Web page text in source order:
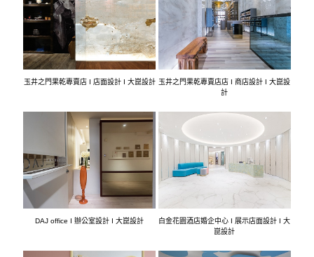
玉井之門果乾專賣店 I 店面設計 I 大崑設計 玉井之門果乾專賣店店 I 商店設計 I 大崑設
計
DAJ office I 辦公室設計 I 大崑設計
白金花園酒店婚企中心 I 展示店面設計 I 大
崑設計